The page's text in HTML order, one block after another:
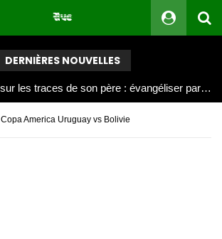
DERNIÈRES NOUVELLES
Joy Clerf Derisier, sur les traces de son père : évangéliser par la musique
Copa America Uruguay vs Bolivie